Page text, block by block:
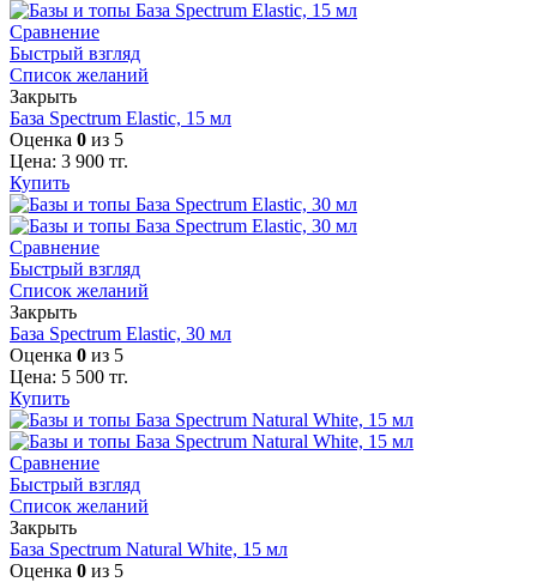
Сравнение
Быстрый взгляд
Список желаний
Закрыть
База Spectrum Elastic, 15 мл
Оценка 0 из 5
Цена: 3 900 тг.
Купить
Сравнение
Быстрый взгляд
Список желаний
Закрыть
База Spectrum Elastic, 30 мл
Оценка 0 из 5
Цена: 5 500 тг.
Купить
Сравнение
Быстрый взгляд
Список желаний
Закрыть
База Spectrum Natural White, 15 мл
Оценка 0 из 5